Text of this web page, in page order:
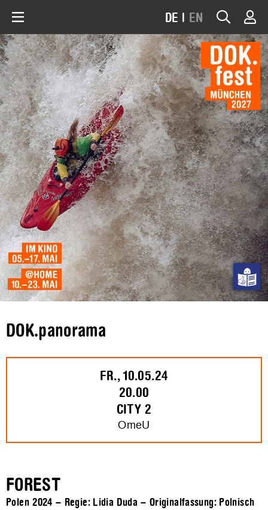
DE | EN
DOK.panorama
FR., 10.05.24
20.00
CITY 2
OmeU
FOREST
Polen 2024 – Regie: Lidia Duda – Originalfassung: Polnisch